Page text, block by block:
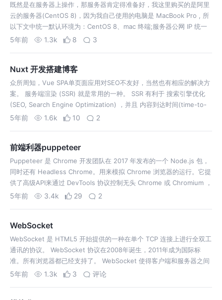
既然是在服务器上操作，那服务器肯定得准备好，我这里购买的是阿里
云的服务器(CentOS 8)，因为我自己使用的电脑是 MacBook Pro , 所
以下文中统一默认环境为：CentOS 8、mac 终端;服务器公网 IP 统一
以：110.110.110.110 来举例。 首先登…
5年前 1.3k 8 3
Nuxt 开发搭建博客
众所周知，Vue SPA单页面应用对SEO不友好，当然也有相应的解决方
案。 服务端渲染 (SSR) 就是常用的一种。 SSR 有利于 搜索引擎优化
(SEO, Search Engine Optimization) ，并且 内容到达时间(time-to-
content) （或称之…
5年前 1.6k 10 2
前端利器puppeteer
Puppeteer 是 Chrome 开发团队在 2017 年发布的一个 Node.js 包，
同时还有 Headless Chrome。用来模拟 Chrome 浏览器的运行。它提
供了高级API来通过 DevTools 协议控制无头 Chrome 或 Chromium ，
它也可以…
5年前 3.4k 29 2
WebSocket
WebSocket 是 HTML5 开始提供的一种在单个 TCP 连接上进行全双工
通讯的协议。 WebSocket 协议在2008年诞生，2011年成为国际标
准。所有浏览器都已经支持了。 WebSocket 使得客户端和服务器之间
的数据交换变得更加简单，允许服务端主动向客户端推…
5年前 1.3k 3 评论